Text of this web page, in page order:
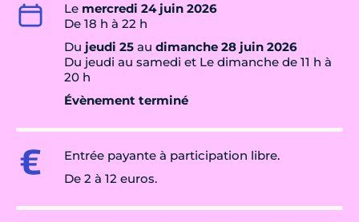
Le mercredi 24 juin 2026
De 18 h à 22 h
Du jeudi 25 au dimanche 28 juin 2026
Du jeudi au samedi et Le dimanche de 11 h à
20 h
Évènement terminé
Entrée payante à participation libre.
De 2 à 12 euros.